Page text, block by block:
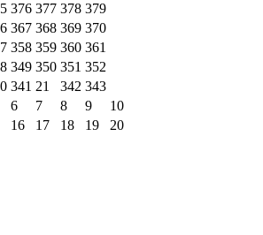
376 377 378 379
367 368 369 370
358 359 360 361
349 350 351 352
341 21 342 343
6 7 8 9
10
16 17 18 19
20